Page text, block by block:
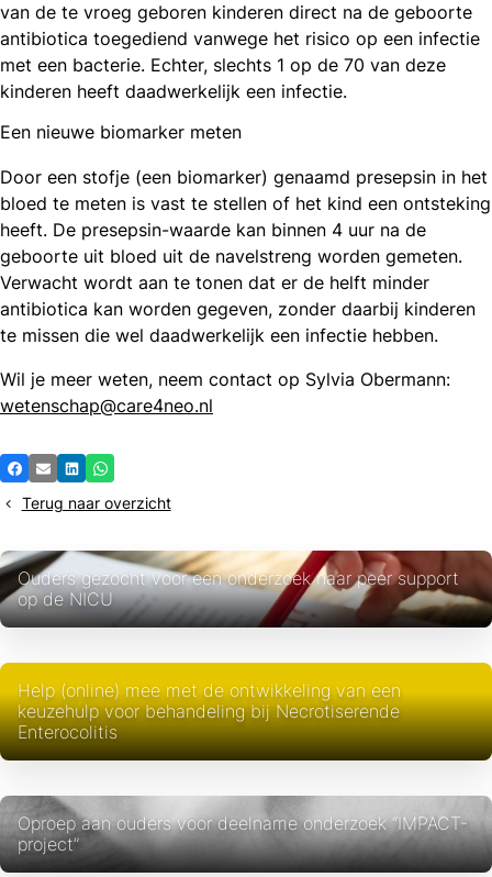
van de te vroeg geboren kinderen direct na de geboorte
antibiotica toegediend vanwege het risico op een infectie
met een bacterie. Echter, slechts 1 op de 70 van deze
kinderen heeft daadwerkelijk een infectie.
Een nieuwe biomarker meten
Door een stofje (een biomarker) genaamd presepsin in het
bloed te meten is vast te stellen of het kind een ontsteking
heeft. De presepsin-waarde kan binnen 4 uur na de
geboorte uit bloed uit de navelstreng worden gemeten.
Verwacht wordt aan te tonen dat er de helft minder
antibiotica kan worden gegeven, zonder daarbij kinderen
te missen die wel daadwerkelijk een infectie hebben.
Wil je meer weten, neem contact op Sylvia Obermann:
wetenschap@care4neo.nl
Deel
bericht
Facebook
E-mailLinkedInWhatsapp
Terug naar overzicht
Ouders gezocht voor een onderzoek naar peer support
op de NICU
Help (online) mee met de ontwikkeling van een
keuzehulp voor behandeling bij Necrotiserende
Enterocolitis
Oproep aan ouders voor deelname onderzoek “IMPACT-
project”